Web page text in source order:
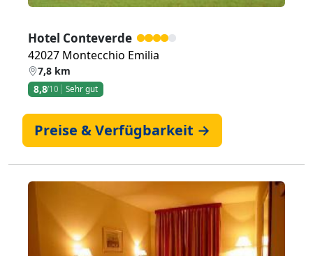
Hotel Conteverde
42027 Montecchio Emilia
7,8 km
8,8/10 Sehr gut
Preise & Verfügbarkeit →